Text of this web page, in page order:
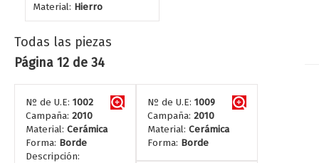
Material: Hierro
Todas las piezas
Página 12 de 34
Nº de U.E: 1002
Campaña: 2010
Material: Cerámica
Forma: Borde
Descripción:
Nº de U.E: 1009
Campaña: 2010
Material: Cerámica
Forma: Borde